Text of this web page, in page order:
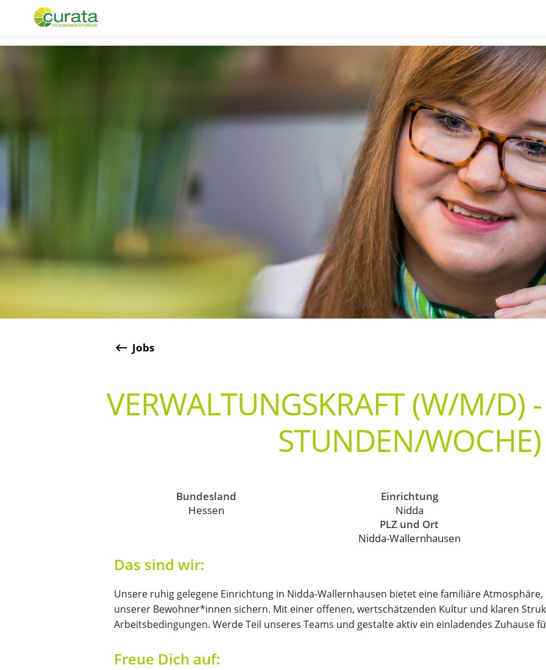
keyboard_backspace Jobs
VERWALTUNGSKRAFT (W/M/D)
STUNDEN/WOCHE)
Bundesland
Hessen
Einrichtung
Nidda
PLZ und Ort
Nidda-Wallernhausen
Das sind wir:
Unsere ruhig gelegene Einrichtung in Nidda-Wallernhausen bietet eine familiäre
unserer Bewohner*innen sichern. Mit einer offenen, wertschätzenden Kultur und klaren
Arbeitsbedingungen. Werde Teil unseres Teams und gestalte aktiv ein einladendes Zuhause
Freue Dich auf: